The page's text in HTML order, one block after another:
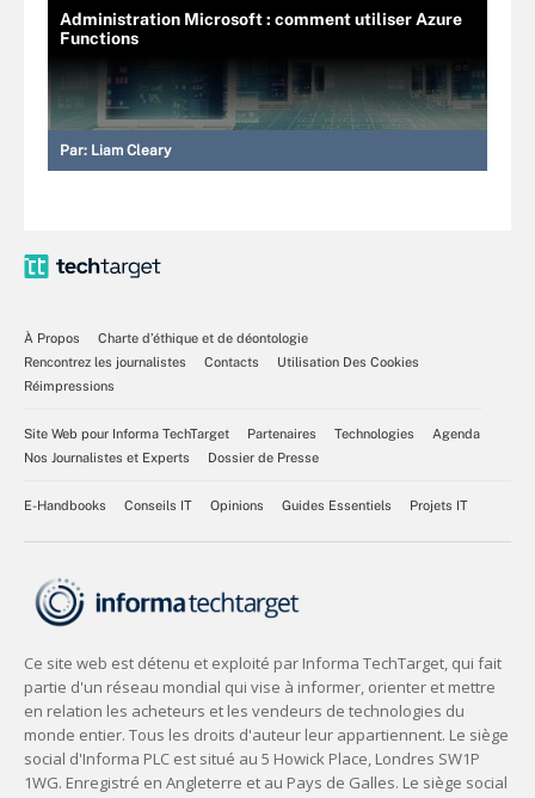
Administration Microsoft : comment utiliser Azure
Functions
Par: Liam Cleary
À Propos
Charte d’éthique et de déontologie
Rencontrez les journalistes
Contacts
Utilisation Des Cookies
Réimpressions
Site Web pour Informa TechTarget Partenaires Technologies
Agenda
Nos Journalistes et Experts
Dossier de Presse
E-Handbooks Conseils IT Opinions Guides Essentiels Projets IT